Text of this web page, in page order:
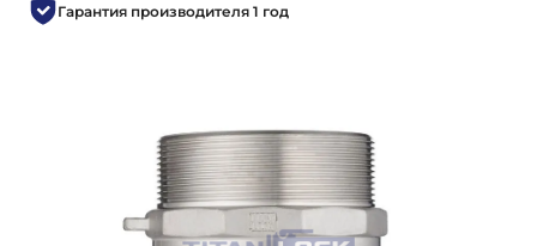
Гарантия производителя 1 год